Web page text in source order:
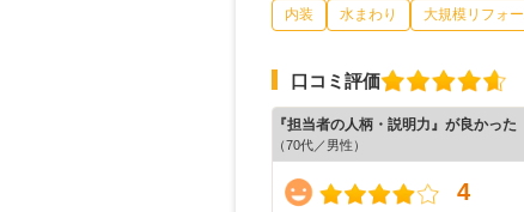
内装 水まわり 大規模リフォ
口コミ評価
『担当者の人柄・説明力』が良かった
（70代／男性）
4